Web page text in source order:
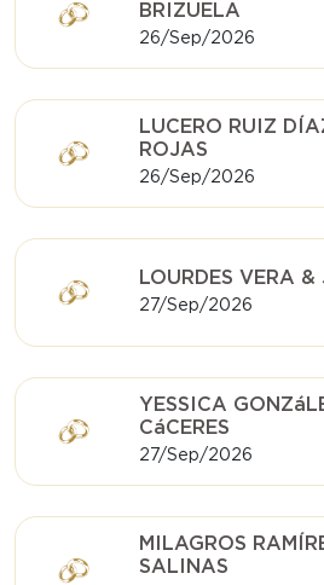
BRIZUELA
26/Sep/2026
LUCERO RUIZ
ROJAS
26/Sep/2026
LOURDES VERA
27/Sep/2026
YESSICA
CáCERES
27/Sep/2026
MILAGROS
SALINAS